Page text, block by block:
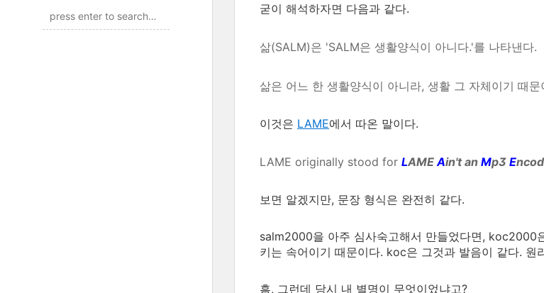
굳이 해석하자면 다음과 같다.
삶(SALM)은 'SALM은 생활양식이 아니다.'를 나타낸다.
삶은 어느 한 생활양식이 아니라, 생활 그 자체이기 때문
이것은 LAME에서 따온 말이다.
LAME originally stood for LAMEAin't an Mp3 E
보면 알겠지만, 문장 형식은 완전히 같다.
salm2000을 아주 심사숙고해서 만들었다면, koc2000
키는 속어이기 때문이다. koc은 그것과 발음이 같다.
흠, 그런데 당시 내 별명이 무엇이었냐고?